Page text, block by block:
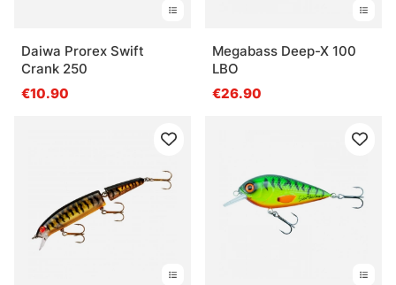
Daiwa Prorex Swift
Crank 250
€10.90
Megabass Deep-X 100
LBO
€26.90